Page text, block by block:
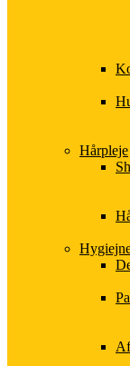
Hårpleje